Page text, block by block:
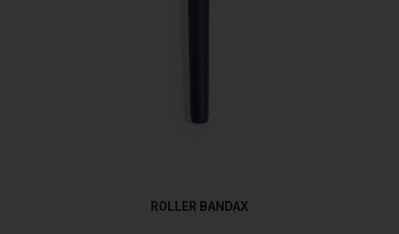
ROLLER BANDAX